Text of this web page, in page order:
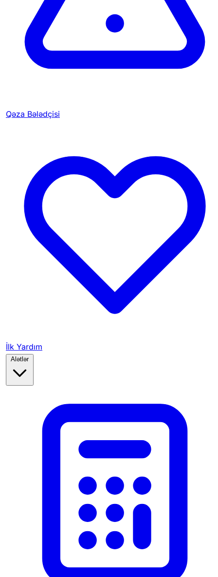
Qəza Bələdçisi
İlk Yardım
Alətlər